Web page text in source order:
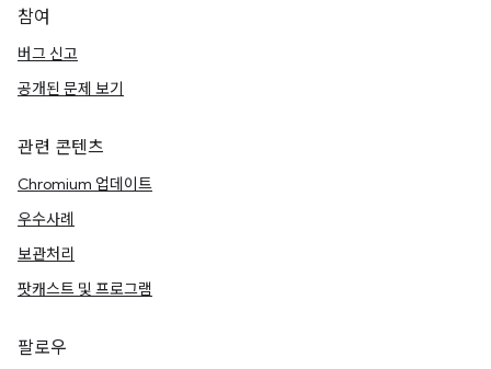
참여
버그 신고
공개된 문제 보기
관련 콘텐츠
Chromium 업데이트
우수사례
보관처리
팟캐스트 및 프로그램
팔로우